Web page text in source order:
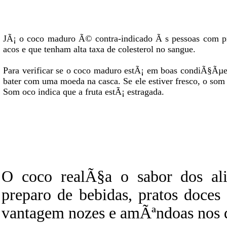
JÃ¡ o coco maduro Ã© contra-indicado Ã s pessoas com
acos e que tenham alta taxa de colesterol no sangue.
Para verificar se o coco maduro estÃ¡ em boas
bater com uma moeda na casca. Se ele estiver fresco, o
Som oco indica que a fruta estÃ¡ estragada.
O coco realÃ§a o sabor dos
preparo de bebidas, pratos
vantagem nozes e amÃªndoas